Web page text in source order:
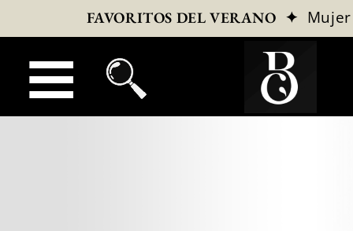
FAVORITOS DEL VERANO ✦ Mujer